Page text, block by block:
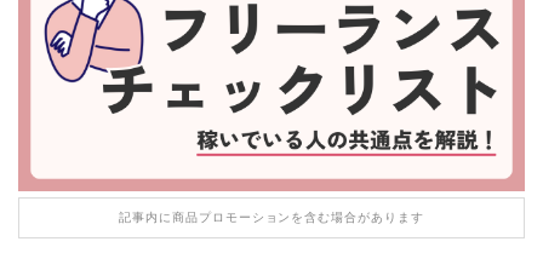
記事内に商品プロモーションを含む場合があります